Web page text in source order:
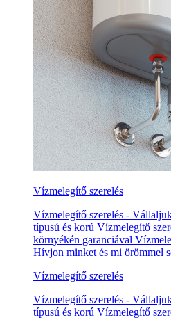
Vízmelegítő szerelés
Vízmelegítő szerelés -
típusú és korú Vízmelegítő
környékén garanciával
Hívjon minket és mi örömmel
Vízmelegítő szerelés
Vízmelegítő szerelés -
típusú és korú Vízmelegítő